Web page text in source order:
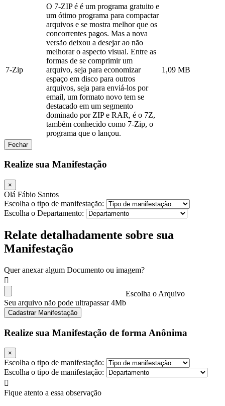
7-Zip
O 7-ZIP é é um programa gratuito e
um ótimo programa para compactar
arquivos e se mostra melhor que os
concorrentes pagos. Mas a nova
versão deixou a desejar ao não
melhorar o aspecto visual. Entre as
formas de se comprimir um
arquivo, seja para economizar
espaço em disco para outros
arquivos, seja para enviá-los por
email, um formato novo tem se
destacado em um segmento
dominado por ZIP e RAR, é o 7Z,
também conhecido como 7-Zip, o
programa que o lançou.
1,09 MB
Fechar
Realize sua Manifestação
×
Olá Fábio Santos
Escolha o tipo de manifestação:
Escolha o Departamento:
Relate detalhadamente sobre sua
Manifestação
Quer anexar algum Documento ou imagem?
Escolha o Arquivo
Seu arquivo não pode ultrapassar 4Mb
Cadastrar Manifestação
Realize sua Manifestação de forma Anônima
×
Escolha o tipo de manifestação:
Escolha o tipo de manifestação:
Fique atento a essa observação